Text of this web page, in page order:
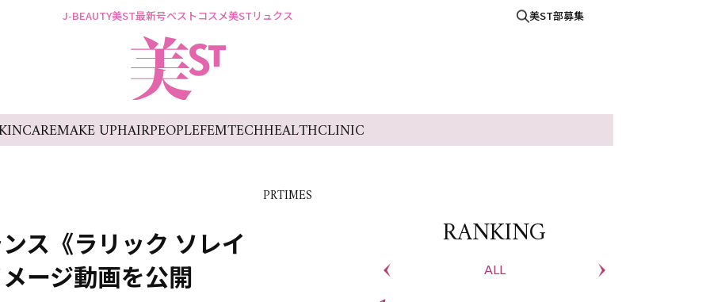
J-BEAUTY美ST最新号ベストコスメ美STリュクス 美ST部募集
MAKE UPHAIRPEOPLEFEMTECHHEALTHCLINIC
PRTIMES
ス《ラリック ソレイ
ージ動画を公開
RANKING
ALL